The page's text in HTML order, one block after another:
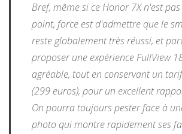
Bref, même si ce Honor 7X n'est
point, force est d'admettre que le
reste globalement très réussi, et
proposer une expérience FullView
agréable, tout en conservant un
(299 euros), pour un excellent
On pourra toujours pester face à
photo qui montre rapidement ses